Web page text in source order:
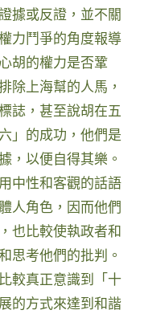
據或反證，並不關
力鬥爭的角度報導
胡的權力是否鞏
除上海幫的人馬，
誌，甚至說胡在五
」的成功，他們是
，以便自得其樂。
中性和客觀的話語
人角色，因而他們
也比較使執政者和
思考他們的批判。
較真正意識到「十
的方式來達到和諧